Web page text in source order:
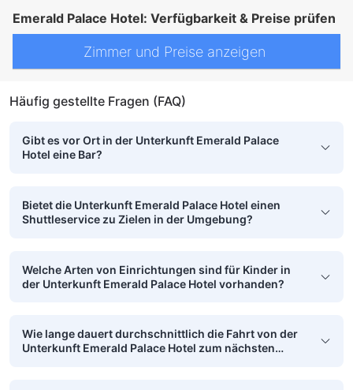
Emerald Palace Hotel: Verfügbarkeit & Preise prüfen
Zimmer und Preise anzeigen
Häufig gestellte Fragen (FAQ)
Gibt es vor Ort in der Unterkunft Emerald Palace
Hotel eine Bar?
Bietet die Unterkunft Emerald Palace Hotel einen
Shuttleservice zu Zielen in der Umgebung?
Welche Arten von Einrichtungen sind für Kinder in
der Unterkunft Emerald Palace Hotel vorhanden?
Wie lange dauert durchschnittlich die Fahrt von der
Unterkunft Emerald Palace Hotel zum nächsten